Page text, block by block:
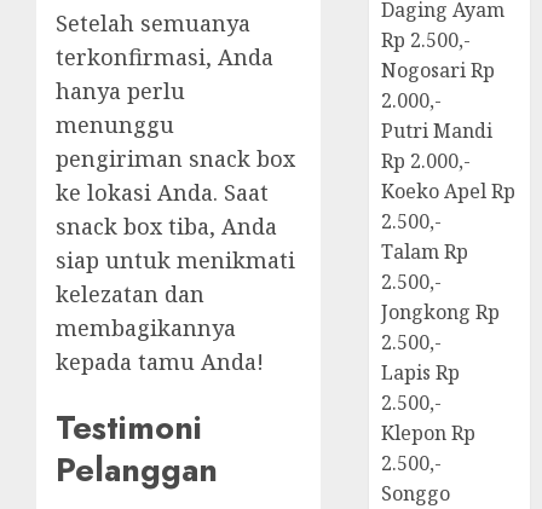
Setelah semuanya
terkonfirmasi, Anda
hanya perlu
menunggu
pengiriman snack box
ke lokasi Anda. Saat
snack box tiba, Anda
siap untuk menikmati
kelezatan dan
membagikannya
kepada tamu Anda!
Testimoni
Pelanggan
Daging Ayam
Rp 2.500,-
Nogosari Rp
2.000,-
Putri Mandi
Rp 2.000,-
Koeko Apel Rp
2.500,-
Talam Rp
2.500,-
Jongkong Rp
2.500,-
Lapis Rp
2.500,-
Klepon Rp
2.500,-
Songgo